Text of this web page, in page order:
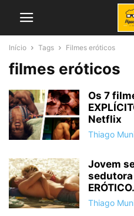
Início Tags Filmes eróticos
filmes eróticos
Os 7
Netflix
Thiago
Jovem
Thiago